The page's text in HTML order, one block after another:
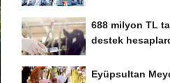
688 milyon TL
destek
Eyüpsultan